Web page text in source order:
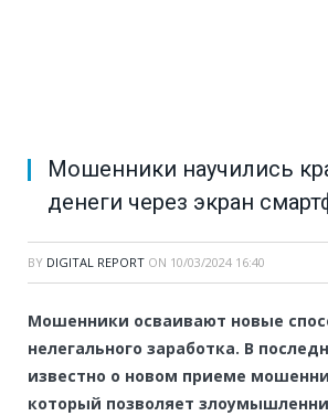
Мошенники научились
денеги через экран
BY DIGITAL REPORT ON 10/03/2024 16:40
Мошенники осваивают новые
нелегального заработка. В
известно о новом приеме
который позволяет